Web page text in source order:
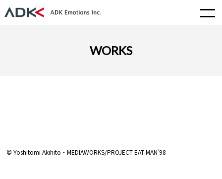
WORKS
© Yoshitomi Akihito・MEDIAWORKS/PROJECT EAT-MAN’98